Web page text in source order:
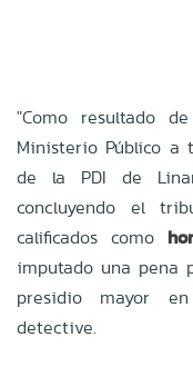
"Como resultado
Ministerio Público a
de la PDI de
concluyendo el
calificados como
imputado una pena
presidio mayor
detective.